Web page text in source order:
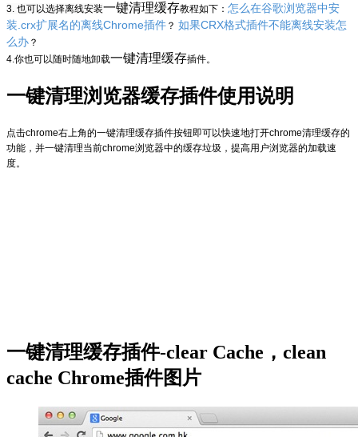
3. 也可以选择离线安装一键清理缓存教程如下： 怎么在谷歌浏览器中安
装.crx扩展名的离线Chrome插件 ？ 如果CRX格式插件不能离线安装怎
么办 ？
4.你也可以随时随地卸载一键清理缓存插件。
一键清理浏览器缓存插件使用说明
点击chrome右上角的一键清理缓存插件按钮即可以快速地打开chrome清理缓存的
功能，并一键清理当前chrome浏览器中的缓存垃圾，提高用户浏览器的加载速
度。
一键清理缓存插件-clear Cache，clean
cache Chrome插件图片